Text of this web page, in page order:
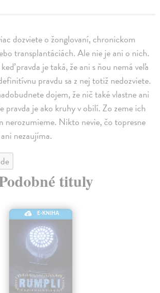
dozviete o žonglovaní, chronickom
transplantáciách. Ale nie je ani o nich.
pravda je taká, že ani s ňou nemá veľa
pravdu sa z nej totiž nedozviete.
dojem, že nič také vlastne ani
pravda je ako kruhy v obilí. Zo zeme ich
nerozumieme. Nikto nevie, čo topresne
nezaujíma.
tituly
E-KNIHA